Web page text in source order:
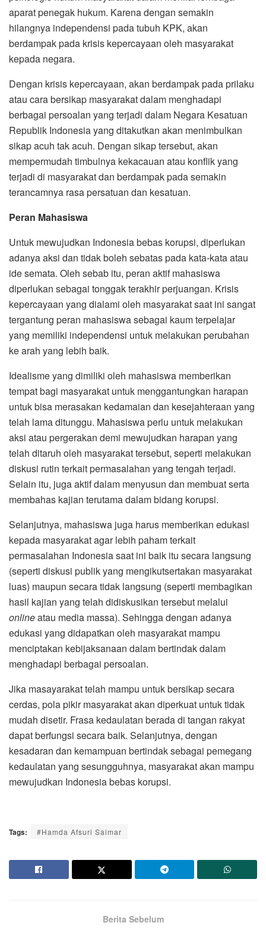
aparat penegak hukum. Karena dengan semakin
hilangnya independensi pada tubuh KPK, akan
berdampak pada krisis kepercayaan oleh masyarakat
kepada negara.
Dengan krisis kepercayaan, akan berdampak pada prilaku
atau cara bersikap masyarakat dalam menghadapi
berbagai persoalan yang terjadi dalam Negara Kesatuan
Republik Indonesia yang ditakutkan akan menimbulkan
sikap acuh tak acuh. Dengan sikap tersebut, akan
mempermudah timbulnya kekacauan atau konflik yang
terjadi di masyarakat dan berdampak pada semakin
terancamnya rasa persatuan dan kesatuan.
Peran Mahasiswa
Untuk mewujudkan Indonesia bebas korupsi, diperlukan
adanya aksi dan tidak boleh sebatas pada kata-kata atau
ide semata. Oleh sebab itu, peran aktif mahasiswa
diperlukan sebagai tonggak terakhir perjuangan. Krisis
kepercayaan yang dialami oleh masyarakat saat ini sangat
tergantung peran mahasiswa sebagai kaum terpelajar
yang memiliki independensi untuk melakukan perubahan
ke arah yang lebih baik.
Idealisme yang dimiliki oleh mahasiswa memberikan
tempat bagi masyarakat untuk menggantungkan harapan
untuk bisa merasakan kedamaian dan kesejahteraan yang
telah lama ditunggu. Mahasiswa perlu untuk melakukan
aksi atau pergerakan demi mewujudkan harapan yang
telah ditaruh oleh masyarakat tersebut, seperti melakukan
diskusi rutin terkait permasalahan yang tengah terjadi.
Selain itu, juga aktif dalam menyusun dan membuat serta
membahas kajian terutama dalam bidang korupsi.
Selanjutnya, mahasiswa juga harus memberikan edukasi
kepada masyarakat agar lebih paham terkait
permasalahan Indonesia saat ini baik itu secara langsung
(seperti diskusi publik yang mengikutsertakan masyarakat
luas) maupun secara tidak langsung (seperti membagikan
hasil kajian yang telah didiskusikan tersebut melalui
onlineatau media massa). Sehingga dengan adanya
edukasi yang didapatkan oleh masyarakat mampu
menciptakan kebijaksanaan dalam bertindak dalam
menghadapi berbagai persoalan.
Jika masayarakat telah mampu untuk bersikap secara
cerdas, pola pikir masyarakat akan diperkuat untuk tidak
mudah disetir. Frasa kedaulatan berada di tangan rakyat
dapat berfungsi secara baik. Selanjutnya, dengan
kesadaran dan kemampuan bertindak sebagai pemegang
kedaulatan yang sesungguhnya, masyarakat akan mampu
mewujudkan Indonesia bebas korupsi.
Tags: #Hamda Afsuri Saimar
Berita Sebelum